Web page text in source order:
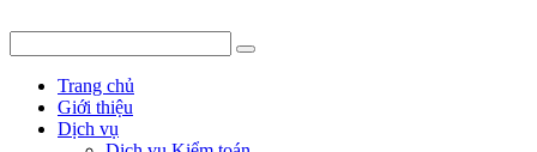
Trang chủ
Giới thiệu
Dịch vụ